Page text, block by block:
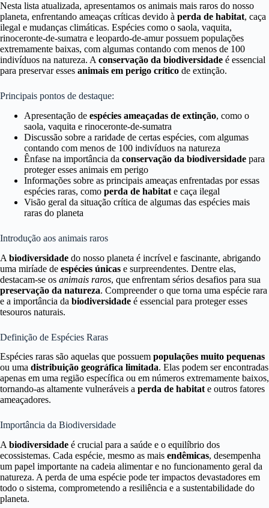
Nesta lista atualizada, apresentamos os animais mais raros do nosso
planeta, enfrentando ameaças críticas devido à perda de habitat, caça
ilegal e mudanças climáticas. Espécies como o saola, vaquita,
rinoceronte-de-sumatra e leopardo-de-amur possuem populações
extremamente baixas, com algumas contando com menos de 100
indivíduos na natureza. A conservação da biodiversidade é essencial
para preservar esses animais em perigo crítico de extinção.
Principais pontos de destaque:
Apresentação de espécies ameaçadas de extinção, como o
saola, vaquita e rinoceronte-de-sumatra
Discussão sobre a raridade de certas espécies, com algumas
contando com menos de 100 indivíduos na natureza
Ênfase na importância da conservação da biodiversidade para
proteger esses animais em perigo
Informações sobre as principais ameaças enfrentadas por essas
espécies raras, como perda de habitat e caça ilegal
Visão geral da situação crítica de algumas das espécies mais
raras do planeta
Introdução aos animais raros
A biodiversidade do nosso planeta é incrível e fascinante, abrigando
uma miríade de espécies únicas e surpreendentes. Dentre elas,
destacam-se os animais raros, que enfrentam sérios desafios para sua
preservação da natureza. Compreender o que torna uma espécie rara
e a importância da biodiversidade é essencial para proteger esses
tesouros naturais.
Definição de Espécies Raras
Espécies raras são aquelas que possuem populações muito pequenas
ou uma distribuição geográfica limitada. Elas podem ser encontradas
apenas em uma região específica ou em números extremamente baixos,
tornando-as altamente vulneráveis a perda de habitat e outros fatores
ameaçadores.
Importância da Biodiversidade
A biodiversidade é crucial para a saúde e o equilíbrio dos
ecossistemas. Cada espécie, mesmo as mais endêmicas, desempenha
um papel importante na cadeia alimentar e no funcionamento geral da
natureza. A perda de uma espécie pode ter impactos devastadores em
todo o sistema, comprometendo a resiliência e a sustentabilidade do
planeta.